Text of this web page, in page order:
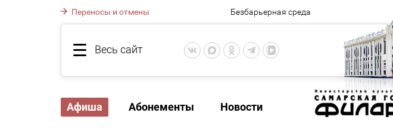
Переносы и отмены Безбарьерная среда
Весь сайт
Афиша Абонементы Новости